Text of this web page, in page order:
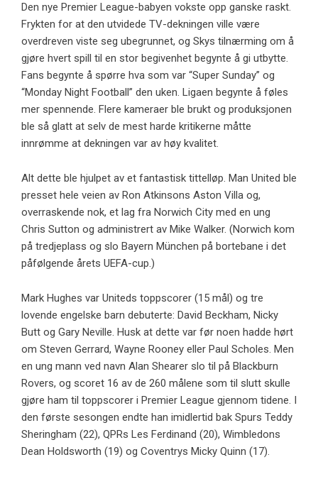
Den nye Premier League-babyen vokste opp ganske raskt.
Frykten for at den utvidede TV-dekningen ville være
overdreven viste seg ubegrunnet, og Skys tilnærming om å
gjøre hvert spill til en stor begivenhet begynte å gi utbytte.
Fans begynte å spørre hva som var “Super Sunday” og
“Monday Night Football” den uken. Ligaen begynte å føles
mer spennende. Flere kameraer ble brukt og produksjonen
ble så glatt at selv de mest harde kritikerne måtte
innrømme at dekningen var av høy kvalitet.
Alt dette ble hjulpet av et fantastisk tittelløp. Man United ble
presset hele veien av Ron Atkinsons Aston Villa og,
overraskende nok, et lag fra Norwich City med en ung
Chris Sutton og administrert av Mike Walker. (Norwich kom
på tredjeplass og slo Bayern München på bortebane i det
påfølgende årets UEFA-cup.)
Mark Hughes var Uniteds toppscorer (15 mål) og tre
lovende engelske barn debuterte: David Beckham, Nicky
Butt og Gary Neville. Husk at dette var før noen hadde hørt
om Steven Gerrard, Wayne Rooney eller Paul Scholes. Men
en ung mann ved navn Alan Shearer slo til på Blackburn
Rovers, og scoret 16 av de 260 målene som til slutt skulle
gjøre ham til toppscorer i Premier League gjennom tidene. I
den første sesongen endte han imidlertid bak Spurs Teddy
Sheringham (22), QPRs Les Ferdinand (20), Wimbledons
Dean Holdsworth (19) og Coventrys Micky Quinn (17).